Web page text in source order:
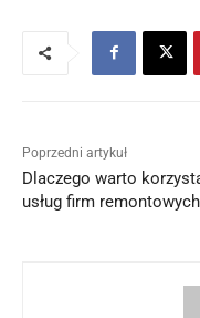
Poprzedni artykuł
Dlaczego warto
usług firm